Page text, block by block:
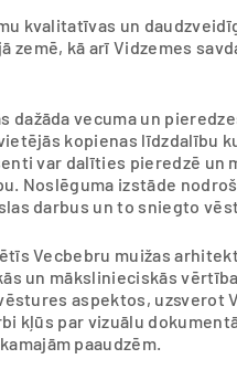
kvalitatīvas un
kā arī Vidzemes
dažāda vecuma un
kopienas līdzdalību
var dalīties pieredzē un
Noslēguma izstāde
darbus un to sniegto
Vecbebru muižas
un mākslinieciskās
aspektos, uzsverot
kļūs par vizuālu
paaudzēm.